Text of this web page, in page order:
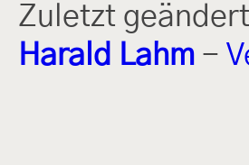
Zuletzt
Harald Lahm -